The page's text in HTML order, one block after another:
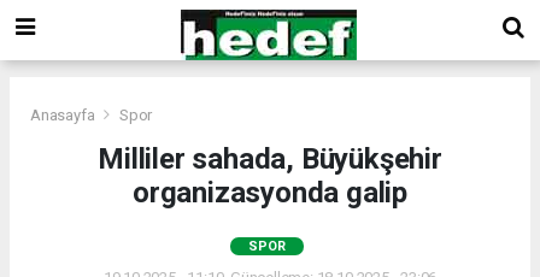
Anasayfa Spor
Milliler sahada, Büyükşehir
organizasyonda galip
SPOR